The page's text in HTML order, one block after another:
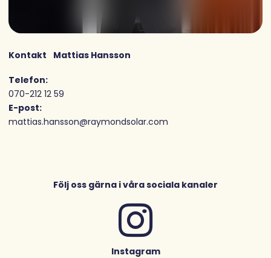
Kontakt Mattias Hansson
Telefon:
070-212 12 59
E-post:
mattias.hansson@raymondsolar.com
Följ oss gärna i våra sociala kanaler
Instagram